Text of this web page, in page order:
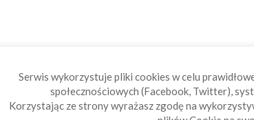
Serwis wykorzystuje pliki cookies w celu
społecznościowych (Facebook, Twitter),
Korzystając ze strony wyrażasz zgodę na